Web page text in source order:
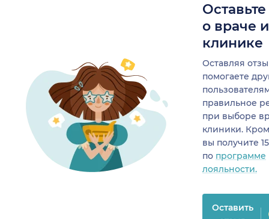
о враче
клинике
Оставляя
помогаете
правильное
при выборе
клиники.
вы получите
по программе
лояльности.
Оставить